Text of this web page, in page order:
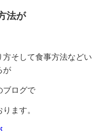
法が
そして食事方法などい
が
ブログで
ます。